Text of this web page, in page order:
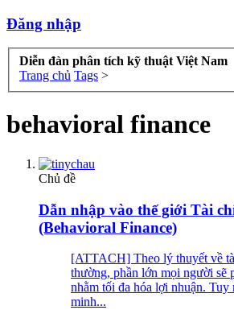
Đăng nhập
Diễn đàn phân tích kỹ thuật Việt Nam
Trang chủ Tags >
behavioral finance
Chủ đề
Dẫn nhập vào thế giới Tài
(Behavioral Finance)
[ATTACH] Theo lý thuyết về
thường, phần lớn mọi người sẽ
nhằm tối đa hóa lợi nhuận. Tuy
minh...